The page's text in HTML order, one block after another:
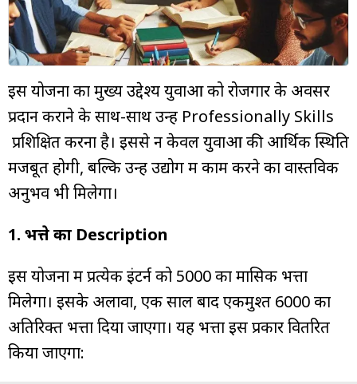
इस योजना का मुख्य उद्देश्य युवाओं को रोजगार के अवसर
प्रदान कराने के साथ-साथ उन्हें Professionally Skills
प्रशिक्षित करना है। इससे न केवल युवाओं की आर्थिक स्थिति
मजबूत होगी, बल्कि उन्हें उद्योग में काम करने का वास्तविक
अनुभव भी मिलेगा।
1. भत्ते का Description
इस योजना में प्रत्येक इंटर्न को ₹5000 का मासिक भत्ता
मिलेगा। इसके अलावा, एक साल बाद एकमुश्त ₹6000 का
अतिरिक्त भत्ता दिया जाएगा। यह भत्ता इस प्रकार वितरित
किया जाएगा: